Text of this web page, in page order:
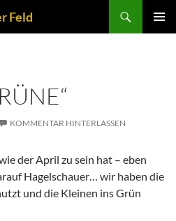
Feld
KOMMENTAR HINTERLASSEN
der April zu sein hat – eben
Hagelschauer… wir haben die
und die Kleinen ins Grün